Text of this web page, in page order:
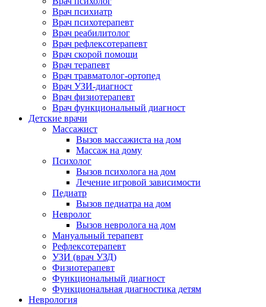
Врач психиатр
Врач психотерапевт
Врач реабилитолог
Врач рефлексотерапевт
Врач скорой помощи
Врач терапевт
Врач травматолог-ортопед
Врач УЗИ-диагност
Врач физиотерапевт
Врач функциональный диагност
Детские врачи
Массажист
Вызов массажиста на дом
Массаж на дому
Психолог
Вызов психолога на дом
Лечение игровой зависимости
Педиатр
Вызов педиатра на дом
Невролог
Вызов невролога на дом
Мануальный терапевт
Рефлексотерапевт
УЗИ (врач УЗД)
Физиотерапевт
Функциональный диагност
Функциональная диагностика детям
Неврология